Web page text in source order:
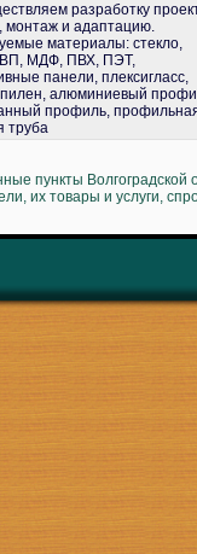
разработку
монтаж и адаптацию.
материалы: стекло,
МДФ, ПВХ, ПЭТ,
панели, плексигласс,
алюминиевый
профиль,
труба
пункты Волгоградской
их товары и услуги,